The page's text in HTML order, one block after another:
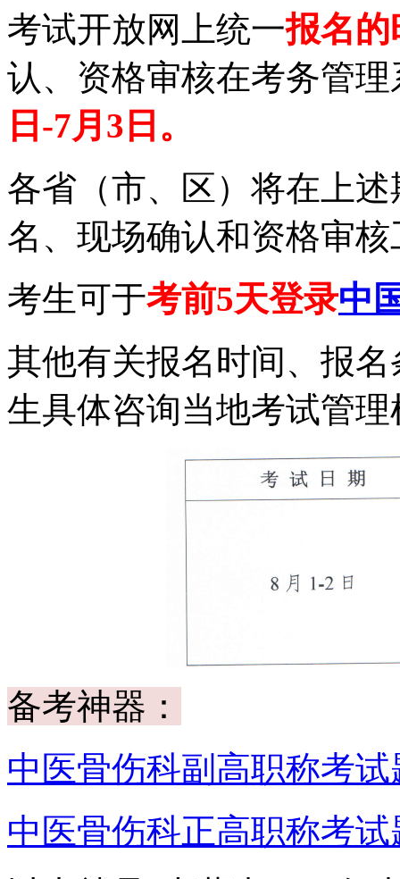
考试开放网上统一报名的
认、资格审核在考务管
日-7月3日。
各省（市、区）将在上
名、现场确认和资格审核
考生可于考前5天登录中
其他有关报名时间、报
生具体咨询当地考试管理
备考神器：
中医骨伤科副高职称考
中医骨伤科正高职称考